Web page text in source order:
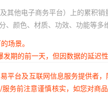
其他电子商务平台）上的累积销
、颜色、材质、功效、功能等
场景。
期的前一天，但因数据的延迟
平台及互联网信息服务提供者
务前注意谨慎核实，如您对商